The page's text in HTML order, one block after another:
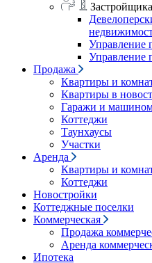
Управление
Управление
Продажа
Квартиры и
Квартиры в
Гаражи и
Коттеджи
Таунхаусы
Участки
Аренда
Квартиры и
Коттеджи
Новостройки
Коттеджные поселки
Коммерческая
Продажа
Аренда
Ипотека